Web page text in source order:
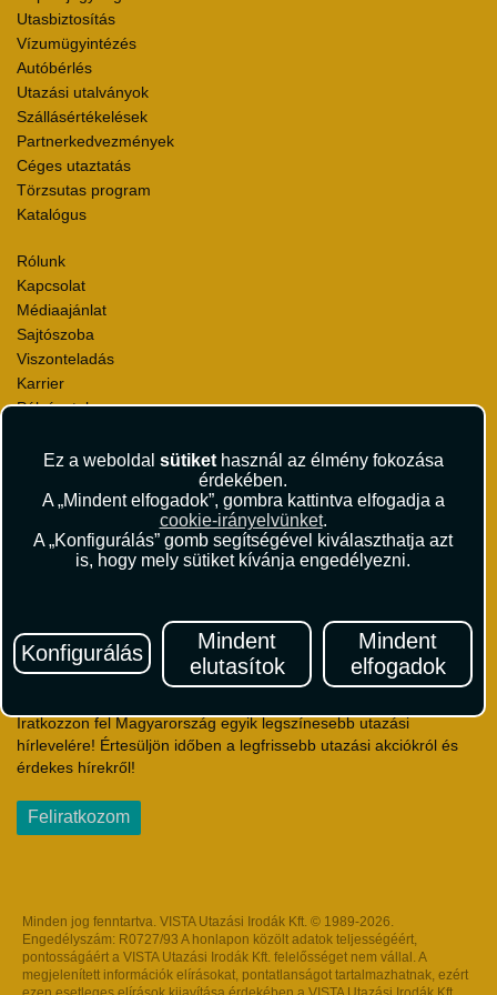
Ez a weboldal sütikethasznál az élmény fokozása
érdekében.
A „Mindent elfogadok”, gombra kattintva elfogadja a
cookie-irányelvünket.
A „Konfigurálás” gomb segítségével kiválaszthatja azt
is, hogy mely sütiket kívánja engedélyezni.
Konfigurálás
Mindent
elutasítok
Mindent
elfogadok
Utasbiztosítás
Vízumügyintézés
Autóbérlés
Utazási utalványok
Szállásértékelések
Partnerkedvezmények
Céges utaztatás
Törzsutas program
Katalógus
Rólunk
Kapcsolat
Médiaajánlat
Sajtószoba
Viszonteladás
Karrier
Pályázatok
Környezettudatosság
Utazási Csomag Szerződési Feltételek
Útlemondás-biztosítás Szerződési Feltételek
Utasbiztosítás Szerződési Feltételek
Hírlevél
Iratkozzon fel Magyarország egyik legszínesebb utazási
hírlevelére! Értesüljön időben a legfrissebb utazási akciókról és
érdekes hírekről!
Feliratkozom
Minden jog fenntartva. VISTA Utazási Irodák Kft. © 1989-2026.
Engedélyszám: R0727/93 A honlapon közölt adatok teljességéért,
pontosságáért a VISTA Utazási Irodák Kft. felelősséget nem vállal. A
megjelenített információk elírásokat, pontatlanságot tartalmazhatnak, ezért